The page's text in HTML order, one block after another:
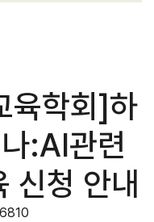
육학회]하
:AI관련
신청 안내